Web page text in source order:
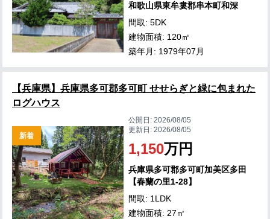
和歌山県東牟婁郡串本町和深
間取: 5DK
建物面積: 120㎡
築年月: 1979年07月
【兵庫県】兵庫県多可郡多可町 せせらぎと緑に包まれた
ログハウス
新着
公開日:2026/08/05
更新日:2026/08/05
1,150万円
兵庫県多可郡多可町加美区多田
【春蘭の里1-28】
間取: 1LDK
建物面積: 27㎡